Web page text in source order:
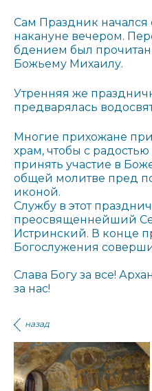
Сам Праздник
накануне вечером.
бдением был прочитан
Божьему Михаилу.
Утренняя же
предварялась
Многие прихожане
храм, чтобы с
принять участие в
общей молитве пред
иконой.
Службу в этот
преосвященнейший
Истринский. В конце
Богослужения
Слава Богу за все!
за нас!
назад